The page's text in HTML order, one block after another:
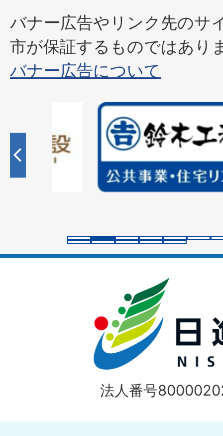
バナー広告やリンク先のサ
市が保証するものではあり
バナー広告について
2
枚
目
の
ラ
イ
法人番号